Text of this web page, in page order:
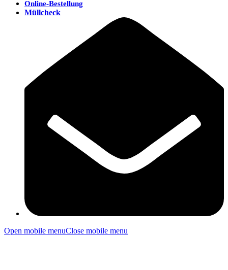
Online-Bestellung
Müllcheck
Open mobile menuClose mobile menu